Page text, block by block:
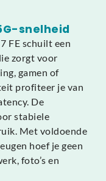
snelheid
FE schuilt een
zorgt voor
gamen of
profiteer je van
De
stabiele
Met voldoende
hoef je geen
foto’s en